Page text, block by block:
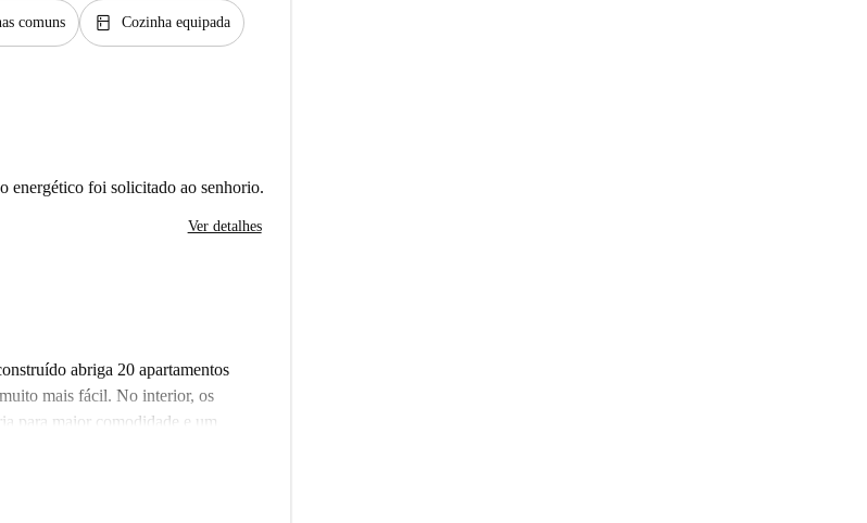
comuns kitchen Cozinha equipada
energético foi solicitado ao senhorio.
Ver detalhes
abriga 20 apartamentos
mais fácil. No interior, os
para maior comodidade e um
Seja você um novato em
(U9) a uma curta caminhada,